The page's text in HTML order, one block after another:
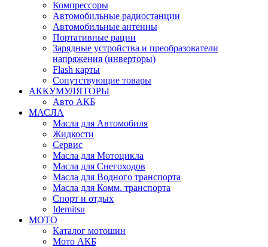
Компрессоры
Автомобильные радиостанции
Автомобильные антенны
Портативные рации
Зарядные устройства и преобразователи
напряжения (инверторы)
Flash карты
Сопутствующие товары
АККУМУЛЯТОРЫ
Авто АКБ
МАСЛА
Масла для Автомобиля
Жидкости
Сервис
Масла для Мотоцикла
Масла для Снегоходов
Масла для Водного транспорта
Масла для Комм. транспорта
Спорт и отдых
Idemitsu
МОТО
Каталог мотошин
Мото АКБ